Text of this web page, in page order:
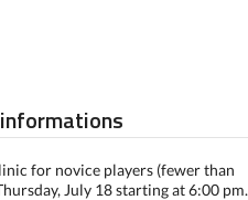
for novice players (fewer than
July 18 starting at 6:00 pm.